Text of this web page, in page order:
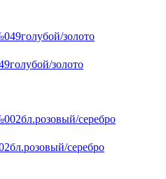
золото
серебро